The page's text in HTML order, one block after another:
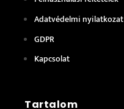
Adatvédelmi nyilatkozat
GDPR
Kapcsolat
Tartalom